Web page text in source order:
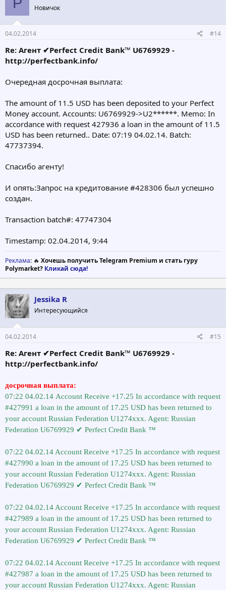
P Новичок
04.02.2014 #14
Re: Агент ✔Perfect Credit Bank™ U6769929 -
http://perfectbank.info/
Очередная досрочная выплата:
The amount of 11.5 USD has been deposited to your Perfect
Money account. Accounts: U6769929->U2******. Memo: In
accordance with request 427936 a loan in the amount of 11.5
USD has been returned.. Date: 07:19 04.02.14. Batch:
47737394.
Спасибо агенту!
И опять:Запрос на кредитование #428306 был успешно
создан.
Transaction batch#: 47747304
Timestamp: 02.04.2014, 9:44
Реклама: 🔥 Хочешь получить Telegram Premium и стать гуру
Polymarket? Кликай сюда!
Jessika R
Интересующийся
04.02.2014 #15
Re: Агент ✔Perfect Credit Bank™ U6769929 -
http://perfectbank.info/
досрочная выплата:
07:22 04.02.14 Account Receive +17.25 In accordance with request
#427991 a loan in the amount of 17.25 USD has been returned to
your account Russian Federation U1274xxx. Agent: Russian
Federation U6769929 ✔ Perfect Credit Bank ™
07:22 04.02.14 Account Receive +17.25 In accordance with request
#427990 a loan in the amount of 17.25 USD has been returned to
your account Russian Federation U1274xxx. Agent: Russian
Federation U6769929 ✔ Perfect Credit Bank ™
07:22 04.02.14 Account Receive +17.25 In accordance with request
#427989 a loan in the amount of 17.25 USD has been returned to
your account Russian Federation U1274xxx. Agent: Russian
Federation U6769929 ✔ Perfect Credit Bank ™
07:22 04.02.14 Account Receive +17.25 In accordance with request
#427987 a loan in the amount of 17.25 USD has been returned to
your account Russian Federation U1274xxx. Agent: Russian